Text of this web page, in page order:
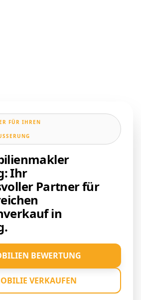
FÜR IHREN
Ihr
Partner für
in
BEWERTUNG
VERKAUFEN